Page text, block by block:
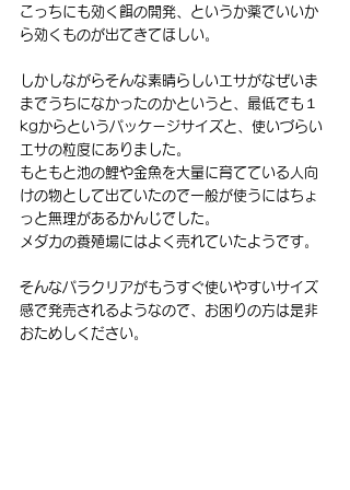
こっちにも効く餌の開発、というか薬でいいか
ら効くものが出てきてほしい。
しかしながらそんな素晴らしいエサがなぜいま
までうちになかったのかというと、最低でも１
kgからというパッケージサイズと、使いづらい
エサの粒度にありました。
もともと池の鯉や金魚を大量に育てている人向
けの物として出ていたので一般が使うにはちょ
っと無理があるかんじでした。
メダカの養殖場にはよく売れていたようです。
そんなパラクリアがもうすぐ使いやすいサイズ
感で発売されるようなので、お困りの方は是非
おためしください。